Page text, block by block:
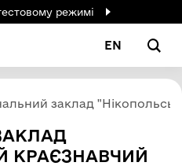
режимі
EN
заклад
КРАЄЗНАВЧИЙ